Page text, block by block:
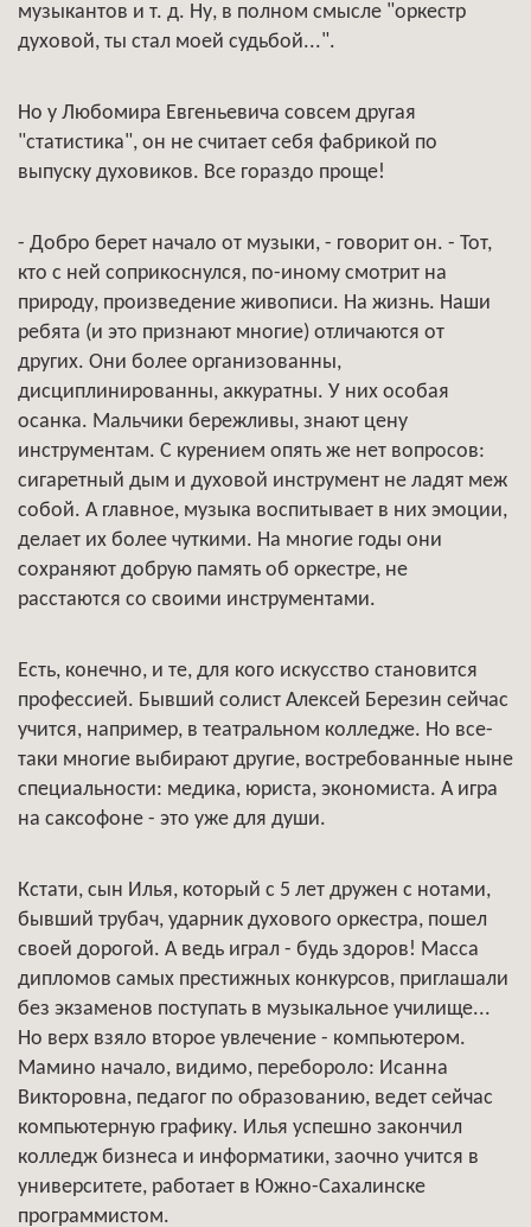
музыкантов и т. д. Ну, в полном смысле "оркестр
духовой, ты стал моей судьбой...".
Но у Любомира Евгеньевича совсем другая
"статистика", он не считает себя фабрикой по
выпуску духовиков. Все гораздо проще!
- Добро берет начало от музыки, - говорит он. - Тот,
кто с ней соприкоснулся, по-иному смотрит на
природу, произведение живописи. На жизнь. Наши
ребята (и это признают многие) отличаются от
других. Они более организованны,
дисциплинированны, аккуратны. У них особая
осанка. Мальчики бережливы, знают цену
инструментам. С курением опять же нет вопросов:
сигаретный дым и духовой инструмент не ладят меж
собой. А главное, музыка воспитывает в них эмоции,
делает их более чуткими. На многие годы они
сохраняют добрую память об оркестре, не
расстаются со своими инструментами.
Есть, конечно, и те, для кого искусство становится
профессией. Бывший солист Алексей Березин сейчас
учится, например, в театральном колледже. Но все-
таки многие выбирают другие, востребованные ныне
специальности: медика, юриста, экономиста. А игра
на саксофоне - это уже для души.
Кстати, сын Илья, который с 5 лет дружен с нотами,
бывший трубач, ударник духового оркестра, пошел
своей дорогой. А ведь играл - будь здоров! Масса
дипломов самых престижных конкурсов, приглашали
без экзаменов поступать в музыкальное училище...
Но верх взяло второе увлечение - компьютером.
Мамино начало, видимо, перебороло: Исанна
Викторовна, педагог по образованию, ведет сейчас
компьютерную графику. Илья успешно закончил
колледж бизнеса и информатики, заочно учится в
университете, работает в Южно-Сахалинске
программистом.